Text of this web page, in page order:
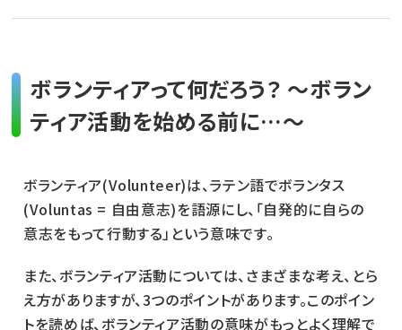
ボランティアって何だろう？ ～ボラン
ティア活動を始める前に…～
ボランティア(Volunteer)は、ラテン語でボランタス
(Voluntas = 自由意志)を語源にし、「自発的に自らの
意志をもって行動する」という意味です。
また、ボランティア活動については、さまざまな考え、とら
え方がありますが、3つのポイントがあります。このポイン
トを読めば、ボランティア活動の意味がもっとよく理解で